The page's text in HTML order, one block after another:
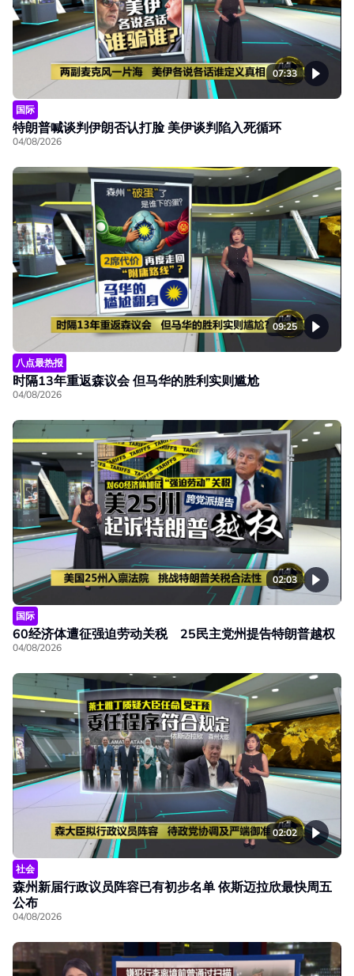
07:33
国际
特朗普喊谈判伊朗否认打脸 美伊谈判陷入死循环
04/08/2026
09:25
八点最热报
时隔13年重返森议会 但马华的胜利实则尴尬
04/08/2026
02:03
国际
60经济体遭征强迫劳动关税 25民主党州提告特朗普越权
04/08/2026
02:02
社会
森州新届行政议员阵容已有初步名单 依斯迈拉欣最快周五
公布
04/08/2026